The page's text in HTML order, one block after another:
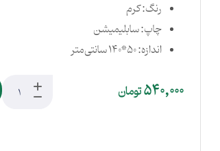
رنگ: کرم
چاپ: سابلیمیشن
اندازه: 50*140 سانتی‌متر
540,000تومان